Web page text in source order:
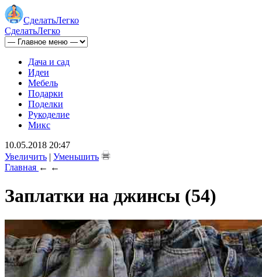
СделатьЛегко
СделатьЛегко
Дача и сад
Идеи
Мебель
Подарки
Поделки
Рукоделие
Микс
10.05.2018 20:47
Увеличить | Уменьшить
Главная ← ←
Заплатки на джинсы (54)